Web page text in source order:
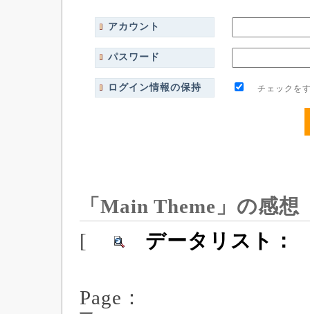
アカウント
パスワード
ログイン情報の保持 チェックをす
「Main Theme」の感想
[
データリスト：
Page：